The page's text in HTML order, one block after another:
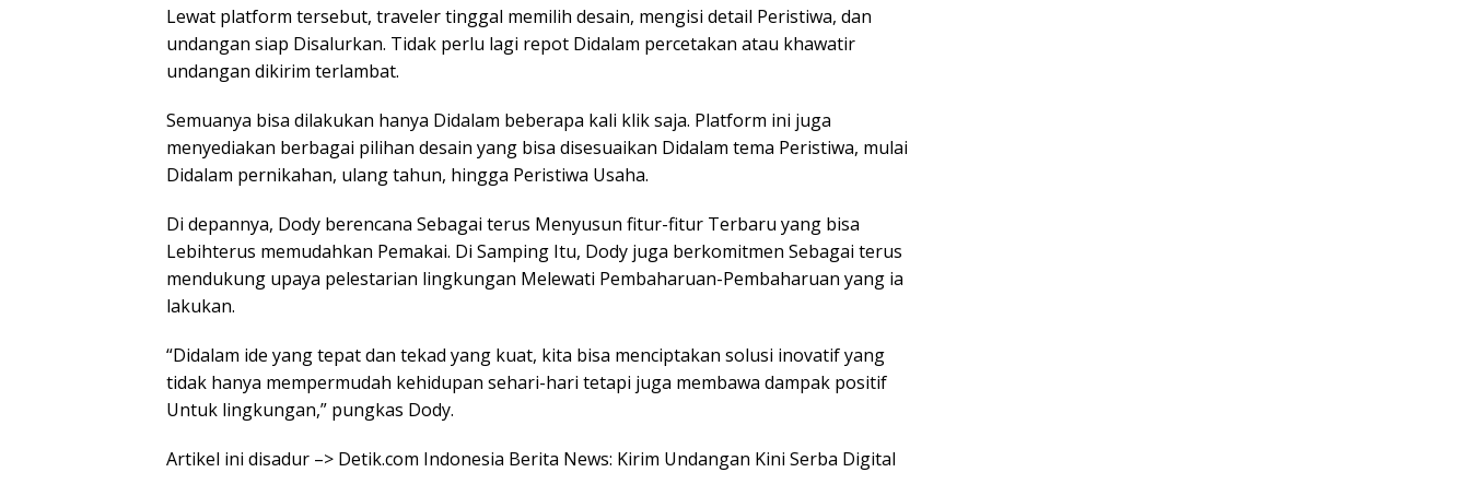
Lewat platform tersebut, traveler tinggal memilih desain, mengisi detail Peristiwa, dan
undangan siap Disalurkan. Tidak perlu lagi repot Didalam percetakan atau khawatir
undangan dikirim terlambat.
Semuanya bisa dilakukan hanya Didalam beberapa kali klik saja. Platform ini juga
menyediakan berbagai pilihan desain yang bisa disesuaikan Didalam tema Peristiwa, mulai
Didalam pernikahan, ulang tahun, hingga Peristiwa Usaha.
Di depannya, Dody berencana Sebagai terus Menyusun fitur-fitur Terbaru yang bisa
Lebihterus memudahkan Pemakai. Di Samping Itu, Dody juga berkomitmen Sebagai terus
mendukung upaya pelestarian lingkungan Melewati Pembaharuan-Pembaharuan yang ia
lakukan.
“Didalam ide yang tepat dan tekad yang kuat, kita bisa menciptakan solusi inovatif yang
tidak hanya mempermudah kehidupan sehari-hari tetapi juga membawa dampak positif
Untuk lingkungan,” pungkas Dody.
Artikel ini disadur –> Detik.com Indonesia Berita News: Kirim Undangan Kini Serba Digital